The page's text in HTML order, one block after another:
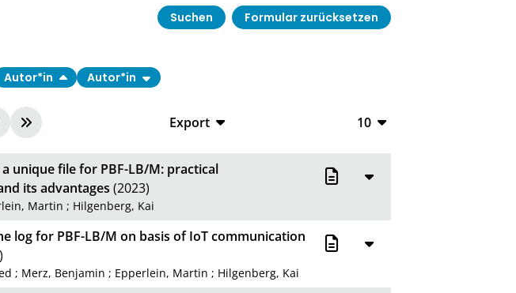
Export
RIS
10
20
100
Autor*in Autor*in
unique file for PBF-LB/M: practical
its advantages (2023)
Martin ; Hilgenberg, Kai
log for PBF-LB/M on basis of IoT communication
; Merz, Benjamin ; Epperlein, Martin ; Hilgenberg, Kai